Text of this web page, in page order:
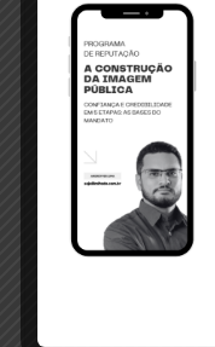
mulheres, é
16% de
argumentou.
Para ele,
pessoas
legislação e o
para que
como
para poucos,